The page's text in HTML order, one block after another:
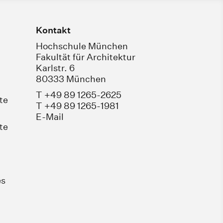
Kontakt
Hochschule München
Fakultät für Architektur
Karlstr. 6
80333 München
T +49 89 1265-2625
T +49 89 1265-1981
E-Mail